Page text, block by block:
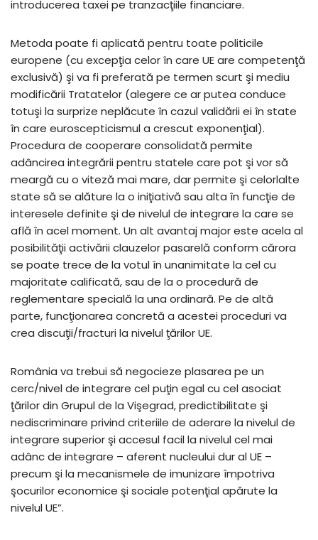
introducerea taxei pe tranzacţiile financiare.
Metoda poate fi aplicată pentru toate politicile
europene (cu excepţia celor în care UE are competenţă
exclusivă) şi va fi preferată pe termen scurt şi mediu
modificării Tratatelor (alegere ce ar putea conduce
totuşi la surprize neplăcute în cazul validării ei în state
în care euroscepticismul a crescut exponenţial).
Procedura de cooperare consolidată permite
adâncirea integrării pentru statele care pot şi vor să
meargă cu o viteză mai mare, dar permite şi celorlalte
state să se alăture la o iniţiativă sau alta în funcţie de
interesele definite şi de nivelul de integrare la care se
află în acel moment. Un alt avantaj major este acela al
posibilităţii activării clauzelor pasarelă conform cărora
se poate trece de la votul în unanimitate la cel cu
majoritate calificată, sau de la o procedură de
reglementare specială la una ordinară. Pe de altă
parte, funcţionarea concretă a acestei proceduri va
crea discuţii/fracturi la nivelul ţărilor UE.
România va trebui să negocieze plasarea pe un
cerc/nivel de integrare cel puţin egal cu cel asociat
ţărilor din Grupul de la Vişegrad, predictibilitate şi
nediscriminare privind criteriile de aderare la nivelul de
integrare superior şi accesul facil la nivelul cel mai
adânc de integrare – aferent nucleului dur al UE –
precum şi la mecanismele de imunizare împotriva
şocurilor economice şi sociale potenţial apărute la
nivelul UE”.